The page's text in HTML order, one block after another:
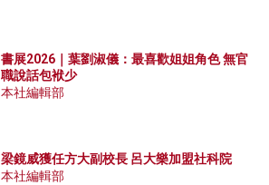
書展2026｜葉劉淑儀：最喜歡姐姐角色 無官
職說話包袱少
本社編輯部
梁鏡威獲任方大副校長 呂大樂加盟社科院
本社編輯部